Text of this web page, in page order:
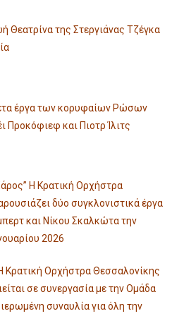
Θεατρίνα της Στεργιάνας Τζέγκα
έργα των κορυφαίων Ρώσων
Προκόφιεφ και Πιοτρ Ίλιτς
Η Κρατική Ορχήστρα
δύο συγκλονιστικά έργα
και Νίκου Σκαλκώτα την
2026
Κρατική Ορχήστρα Θεσσαλονίκης
σε συνεργασία με την Ομάδα
συναυλία για όλη την